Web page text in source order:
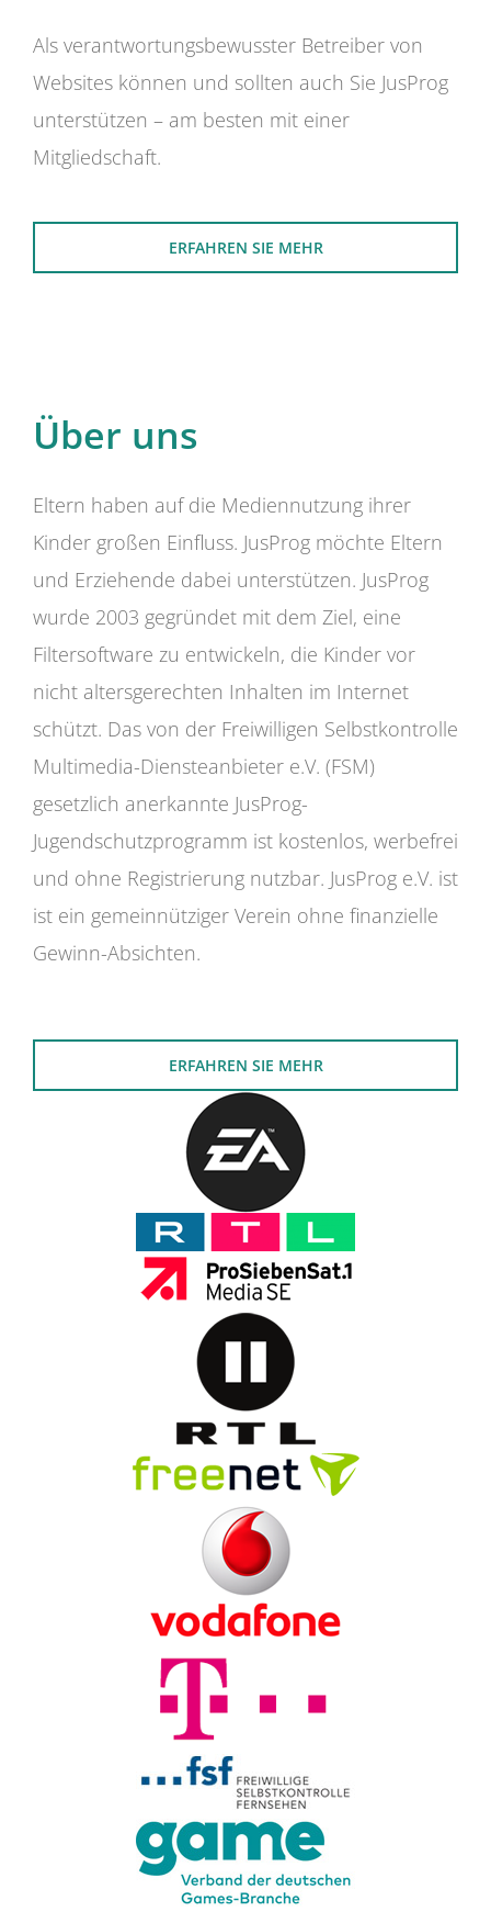
Als verantwortungsbewusster Betreiber von
Websites können und sollten auch Sie JusProg
unterstützen – am besten mit einer
Mitgliedschaft.
ERFAHREN SIE MEHR
Über uns
Eltern haben auf die Mediennutzung ihrer
Kinder großen Einfluss. JusProg möchte Eltern
und Erziehende dabei unterstützen. JusProg
wurde 2003 gegründet mit dem Ziel, eine
Filtersoftware zu entwickeln, die Kinder vor
nicht altersgerechten Inhalten im Internet
schützt. Das von der Freiwilligen Selbstkontrolle
Multimedia-Diensteanbieter e.V. (FSM)
gesetzlich anerkannte JusProg-
Jugendschutzprogramm ist kostenlos, werbefrei
und ohne Registrierung nutzbar. JusProg e.V. ist
ist ein gemeinnütziger Verein ohne finanzielle
Gewinn-Absichten.
ERFAHREN SIE MEHR